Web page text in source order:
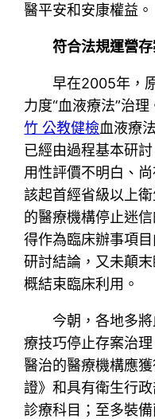
醫平安和安康權益。
符合法規運營
早在2005年，
力度“血液療法”治
竹 公教健檢血液療
已經由過程基本研
用性評價不明白、
該起首經省級以上
的醫療機構停止迷
得作為臨床辦事項
研討結論，又未顛
概結束臨床利用。
今朝，各地多
療技巧停止存案治
醫治的醫療機構應
證》和具有衛生行
診療科目；至多裝